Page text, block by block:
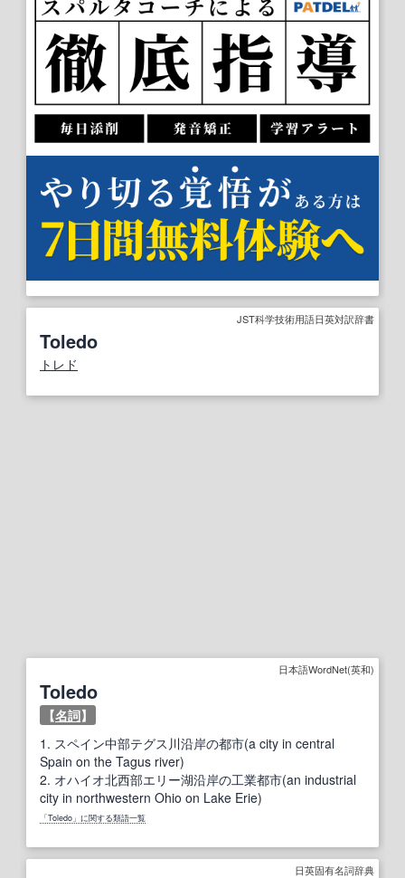
JST科学技術用語日英対訳辞書
Toledo
トレド
日本語WordNet(英和)
Toledo
【名詞】
1. スペイン中部テグス川沿岸の都市(a city in central
Spain on the Tagus river)
2. オハイオ北西部エリー湖沿岸の工業都市(an industrial
city in northwestern Ohio on Lake Erie)
「Toledo」に関する類語一覧
日英固有名詞辞典